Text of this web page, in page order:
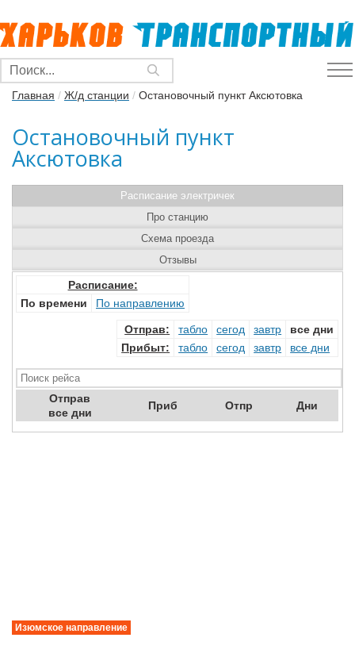
Главная / Ж/д станции / Остановочный пункт Аксютовка
Остановочный пункт
Аксютовка
Расписание электричек
Расписание:
По времени
По направлению
Отправ: табло сегод завтр
все дни
Прибыт: табло сегод завтр все дни
Отправ
все дни
Приб Отпр Дни
Про станцию
Схема проезда
Отзывы
Изюмское направление